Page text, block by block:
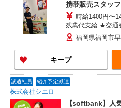
携帯販売スタッ
時給1400円〜
残業代支給 ★交通
+゜・。○。・゜+
万円支給(規定有) お友達を紹介頂くと, インセンテ
ィブ支給(規定有) ★月2回払い・週払い可能（規程
有）★ ゜・。○。
福岡県福岡市
キープ
派遣社員 紹介予定派遣
株式会社シエロ
【softbank】人